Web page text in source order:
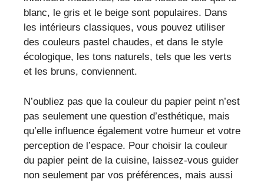
blanc, le gris et le beige sont populaires. Dans
les intérieurs classiques, vous pouvez utiliser
des couleurs pastel chaudes, et dans le style
écologique, les tons naturels, tels que les verts
et les bruns, conviennent.
N’oubliez pas que la couleur du papier peint n’est
pas seulement une question d’esthétique, mais
qu’elle influence également votre humeur et votre
perception de l’espace. Pour choisir la couleur
du papier peint de la cuisine, laissez-vous guider
non seulement par vos préférences, mais aussi